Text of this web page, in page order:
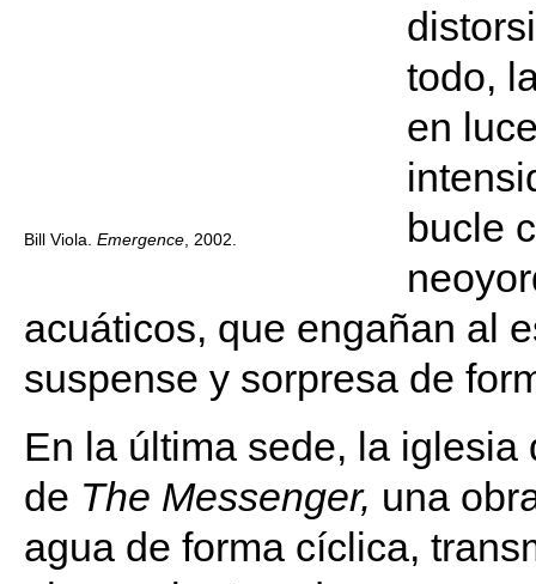
Bill Viola. Emergence, 2002.
todo,
en
bucle
acuáticos, que engañan al
suspense y sorpresa de
En la última sede, la
de The Messenger, una
agua de forma cíclica,